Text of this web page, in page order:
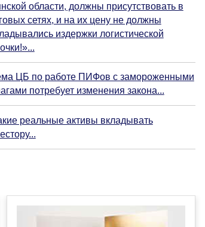
области, должны присутствовать в
сетях, и на их цену не должны
издержки логистической
ЦБ по работе ПИФов с замороженными
потребует изменения закона...
реальные активы вкладывать